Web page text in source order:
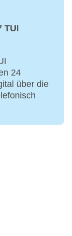
TUI
24
über die